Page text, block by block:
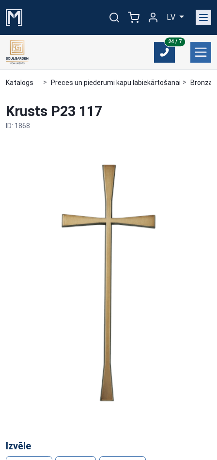
LV
24 / 724/7
Katalogs Preces un piederumi kapu labiekārtošanai
Krusts P23 117
ID: 1868
Izvēle